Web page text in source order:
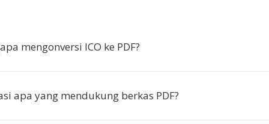
mengonversi ICO ke PDF?
apa yang mendukung berkas PDF?